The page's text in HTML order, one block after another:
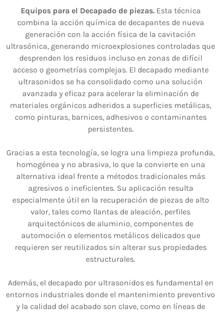
Equipos para el Decapado de piezas.Esta técnica
combina la acción química de decapantes de nueva
generación con la acción física de la cavitación
ultrasónica, generando microexplosiones controladas que
desprenden los residuos incluso en zonas de difícil
acceso o geometrías complejas. El decapado mediante
ultrasonidos se ha consolidado como una solución
avanzada y eficaz para acelerar la eliminación de
materiales orgánicos adheridos a superficies metálicas,
como pinturas, barnices, adhesivos o contaminantes
persistentes.
Gracias a esta tecnología, se logra una limpieza profunda,
homogénea y no abrasiva, lo que la convierte en una
alternativa ideal frente a métodos tradicionales más
agresivos o ineficientes. Su aplicación resulta
especialmente útil en la recuperación de piezas de alto
valor, tales como llantas de aleación, perfiles
arquitectónicos de aluminio, componentes de
automoción o elementos metálicos delicados que
requieren ser reutilizados sin alterar sus propiedades
estructurales.
Además, el decapado por ultrasonidos es fundamental en
entornos industriales donde el mantenimiento preventivo
y la calidad del acabado son clave, como en líneas de